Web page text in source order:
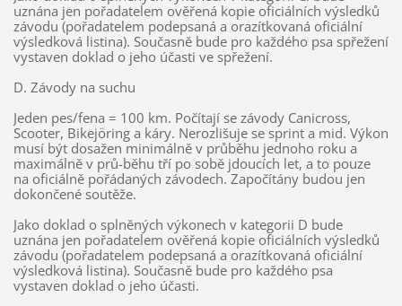
uznána jen pořadatelem ověřená kopie oficiálních výsledků
závodu (pořadatelem podepsaná a orazítkovaná oficiální
výsledková listina). Současně bude pro každého psa spřežení
vystaven doklad o jeho účasti ve spřežení.
D. Závody na suchu
Jeden pes/fena = 100 km. Počítají se závody Canicross,
Scooter, Bikejöring a káry. Nerozlišuje se sprint a mid. Výkon
musí být dosažen minimálně v průběhu jednoho roku a
maximálně v prů-běhu tří po sobě jdoucích let, a to pouze
na oficiálně pořádaných závodech. Započítány budou jen
dokončené soutěže.
Jako doklad o splněných výkonech v kategorii D bude
uznána jen pořadatelem ověřená kopie oficiálních výsledků
závodu (pořadatelem podepsaná a orazítkovaná oficiální
výsledková listina). Současně bude pro každého psa
vystaven doklad o jeho účasti.